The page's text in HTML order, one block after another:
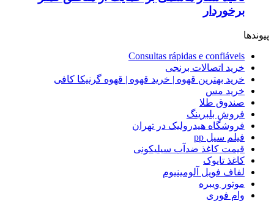
برخوردار
پیوندها
Consultas rápidas e confiáveis
خرید اتصالات برنجی
خرید بهترین قهوه | خرید قهوه | قهوه گرنیکا کافی
خرید مس
صندوق طلا
فروش بلبرینگ
فروشگاه هیدرولیک در تهران
فیلم سیل pp
قیمت کاغذ ضدآب سیلیکونی
کاغذ تایوک
لفاف فویل آلومینیوم
موتور ویبره
وام فوری